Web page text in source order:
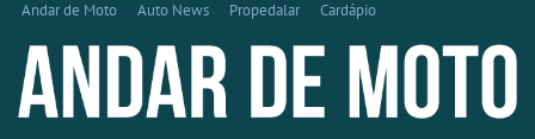
Andar de Moto Auto News Propedalar Cardápio